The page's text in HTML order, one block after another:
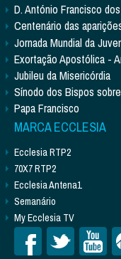
D. António Francisco
Centenário das
Jornada Mundial da
Exortação Apostólica -
Jubileu da Misericórdia
Sínodo dos Bispos
Papa Francisco
MARCA ECCLESIA
Ecclesia RTP2
70X7 RTP2
Ecclesia Antena1
Semanário
My Ecclesia TV